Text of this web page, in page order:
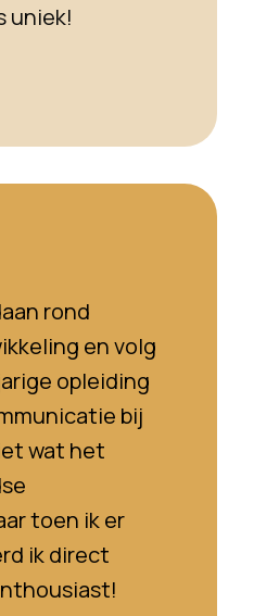
uniek!
rond
en volg
opleiding
bij
wat het
toen ik er
ik direct